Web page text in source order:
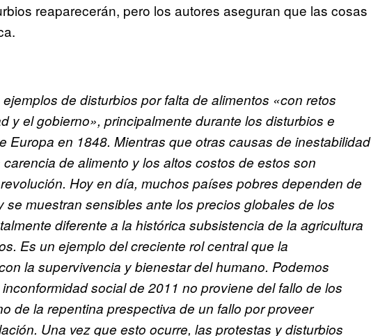
reaparecerán, pero los autores aseguran que las cosas
de disturbios por falta de alimentos «con retos
y el gobierno», principalmente durante los disturbios e
Europa en 1848. Mientras que otras causas de inestabilidad
de alimento y los altos costos de estos son
Hoy en día, muchos países pobres dependen de
se muestran sensibles ante los precios globales de los
diferente a la histórica subsistencia de la agricultura
Es un ejemplo del creciente rol central que la
la supervivencia y bienestar del humano. Podemos
social de 2011 no proviene del fallo de los
de la repentina prespectiva de un fallo por proveer
Una vez que esto ocurre, las protestas y disturbios